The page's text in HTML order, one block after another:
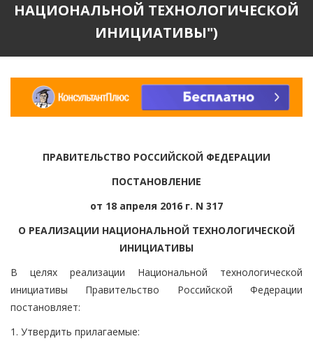
НАЦИОНАЛЬНОЙ ТЕХНОЛОГИЧЕСКОЙ
ИНИЦИАТИВЫ")
ПРАВИТЕЛЬСТВО РОССИЙСКОЙ ФЕДЕРАЦИИ
ПОСТАНОВЛЕНИЕ
от 18 апреля 2016 г. N 317
О РЕАЛИЗАЦИИ НАЦИОНАЛЬНОЙ ТЕХНОЛОГИЧЕСКОЙ
ИНИЦИАТИВЫ
В целях реализации Национальной технологической
инициативы Правительство Российской Федерации
постановляет:
1. Утвердить прилагаемые: